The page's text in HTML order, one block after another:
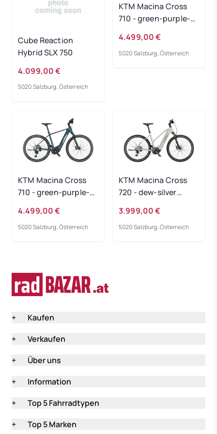
Cube Reaction
Hybrid SLX 750
4.099,00 €
5020 Salzburg, Österreich
KTM Macina Cross
710 - green-purple-
Rahmengröße: 51 cm
4.499,00 €
5020 Salzburg, Österreich
KTM Macina Cross
710 - green-purple-
Rahmengröße: 60 cm
4.499,00 €
5020 Salzburg, Österreich
KTM Macina Cross
720 - dew-silver
3.999,00 €
5020 Salzburg, Österreich
+
Kaufen
+
Verkaufen
+
Über uns
+
Information
+
Top 5 Fahrradtypen
+
Top 5 Marken